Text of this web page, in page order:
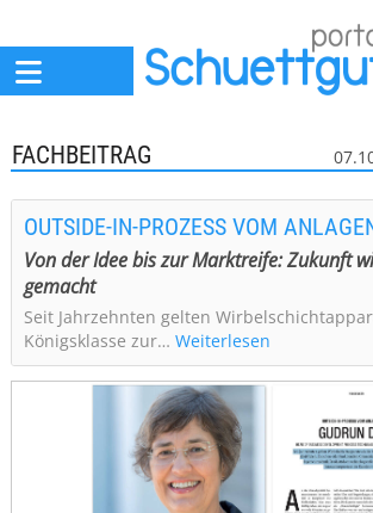
FACHBEITRAG
OUTSIDE-IN-PROZESS VOM
Von der Idee bis zur Marktreife: Zukunft
gemacht
Seit Jahrzehnten gelten
Königsklasse zur… Weiterlesen